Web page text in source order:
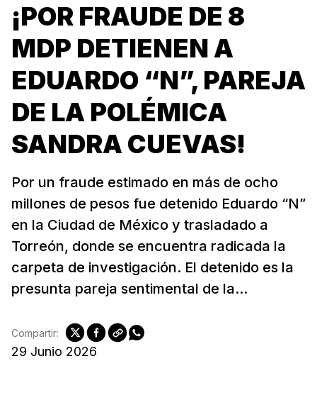
¡POR FRAUDE DE 8
MDP DETIENEN A
EDUARDO “N”, PAREJA
DE LA POLÉMICA
SANDRA CUEVAS!
Por un fraude estimado en más de ocho
millones de pesos fue detenido Eduardo “N”
en la Ciudad de México y trasladado a
Torreón, donde se encuentra radicada la
carpeta de investigación. El detenido es la
presunta pareja sentimental de la...
29 Junio 2026
Compartir: